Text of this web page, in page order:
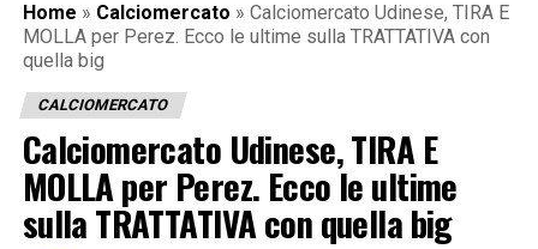
Home » Calciomercato » Calciomercato Udinese, TIRA E
MOLLA per Perez. Ecco le ultime sulla TRATTATIVA con
quella big
CALCIOMERCATO
Calciomercato Udinese, TIRA E
MOLLA per Perez. Ecco le ultime
sulla TRATTATIVA con quella big